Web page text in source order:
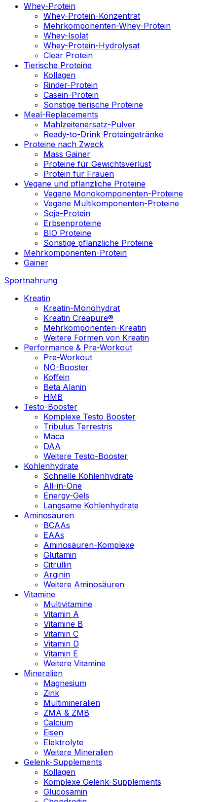
Whey-Protein
Whey-Protein-Konzentrat
Mehrkomponenten-Whey-Protein
Whey-Isolat
Whey-Protein-Hydrolysat
Clear Protein
Tierische Proteine
Kollagen
Rinder-Protein
Casein-Protein
Sonstige tierische Proteine
Meal-Replacements
Mahlzeitenersatz-Pulver
Ready-to-Drink Proteingetränke
Proteine nach Zweck
Mass Gainer
Proteine für Gewichtsverlust
Protein für Frauen
Vegane und pflanzliche Proteine
Vegane Monokomponenten-Proteine
Vegane Multikomponenten-Proteine
Soja-Protein
Erbsenproteine
BIO Proteine
Sonstige pflanzliche Proteine
Mehrkomponenten-Protein
Gainer
Sportnahrung
Kreatin
Kreatin-Monohydrat
Kreatin Creapure®
Mehrkomponenten-Kreatin
Weitere Formen von Kreatin
Performance & Pre-Workout
Pre-Workout
NO-Booster
Koffein
Beta Alanin
HMB
Testo-Booster
Komplexe Testo Booster
Tribulus Terrestris
Maca
DAA
Weitere Testo-Booster
Kohlenhydrate
Schnelle Kohlenhydrate
All-in-One
Energy-Gels
Langsame Kohlenhydrate
Aminosäuren
BCAAs
EAAs
Aminosäuren-Komplexe
Glutamin
Citrullin
Arginin
Weitere Aminosäuren
Vitamine
Multivitamine
Vitamin A
Vitamine B
Vitamin C
Vitamin D
Vitamin E
Weitere Vitamine
Mineralien
Magnesium
Zink
Multimineralien
ZMA & ZMB
Calcium
Eisen
Elektrolyte
Weitere Mineralien
Gelenk-Supplements
Kollagen
Komplexe Gelenk-Supplements
Glucosamin